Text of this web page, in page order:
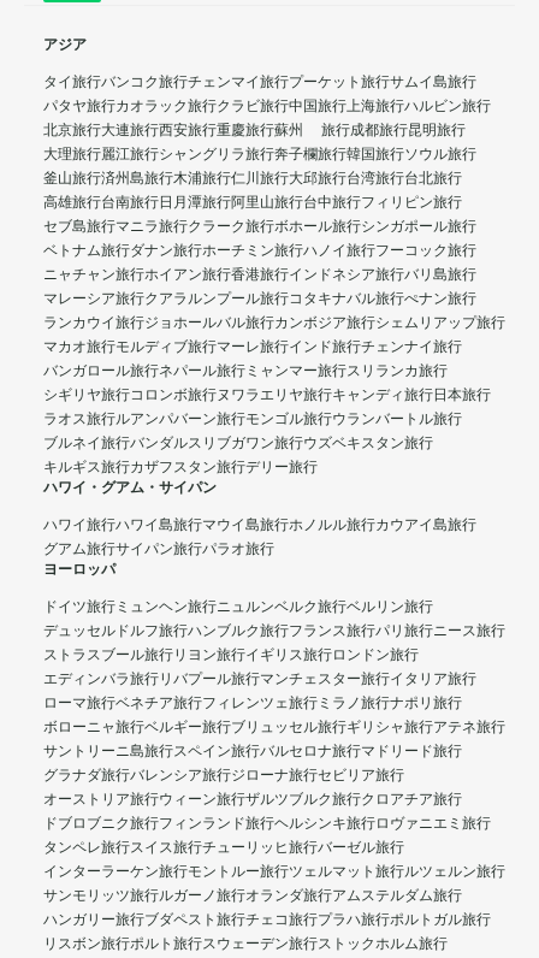
アジア
タイ旅行バンコク旅行チェンマイ旅行プーケット旅行サムイ島旅行
パタヤ旅行カオラック旅行クラビ旅行中国旅行上海旅行ハルビン旅行
北京旅行大連旅行西安旅行重慶旅行蘇州 旅行成都旅行昆明旅行
大理旅行麗江旅行シャングリラ旅行奔子欄旅行韓国旅行ソウル旅行
釜山旅行済州島旅行木浦旅行仁川旅行大邱旅行台湾旅行台北旅行
高雄旅行台南旅行日月潭旅行阿里山旅行台中旅行フィリピン旅行
セブ島旅行マニラ旅行クラーク旅行ボホール旅行シンガポール旅行
ベトナム旅行ダナン旅行ホーチミン旅行ハノイ旅行フーコック旅行
ニャチャン旅行ホイアン旅行香港旅行インドネシア旅行バリ島旅行
マレーシア旅行クアラルンプール旅行コタキナバル旅行ぺナン旅行
ランカウイ旅行ジョホールバル旅行カンボジア旅行シェムリアップ旅行
マカオ旅行モルディブ旅行マーレ旅行インド旅行チェンナイ旅行
バンガロール旅行ネパール旅行 ミャンマー旅行スリランカ旅行
シギリヤ旅行コロンボ旅行ヌワラエリヤ旅行キャンディ旅行日本旅行
ラオス旅行ルアンパバーン旅行モンゴル旅行ウランバートル旅行
ブルネイ旅行バンダルスリブガワン旅行ウズベキスタン旅行
キルギス旅行カザフスタン旅行デリー旅行
ハワイ・グアム・サイパン
ハワイ旅行ハワイ島旅行マウイ島旅行ホノルル旅行カウアイ島旅行
グアム旅行サイパン旅行パラオ旅行
ヨーロッパ
ドイツ旅行 ミュンヘン旅行ニュルンベルク旅行ベルリン旅行
デュッセルドルフ旅行ハンブルク旅行フランス旅行パリ旅行ニース旅行
ストラスブール旅行リヨン旅行イギリス旅行ロンドン旅行
エディンバラ旅行リバプール旅行マンチェスター旅行イタリア旅行
ローマ旅行ベネチア旅行フィレンツェ旅行 ミラノ旅行ナポリ旅行
ボローニャ旅行ベルギー旅行ブリュッセル旅行ギリシャ旅行アテネ旅行
サントリーニ島旅行スペイン旅行バルセロナ旅行マドリード旅行
グラナダ旅行バレンシア旅行ジローナ旅行セビリア旅行
オーストリア旅行ウィーン旅行ザルツブルク旅行クロアチア旅行
ドブロブニク旅行フィンランド旅行ヘルシンキ旅行ロヴァニエミ旅行
タンペレ旅行スイス旅行チューリッヒ旅行バーゼル旅行
インターラーケン旅行モントルー旅行ツェルマット旅行ルツェルン旅行
サンモリッツ旅行ルガーノ旅行オランダ旅行アムステルダム旅行
ハンガリー旅行ブダペスト旅行チェコ旅行プラハ旅行ポルトガル旅行
リスボン旅行ポルト旅行スウェーデン旅行ストックホルム旅行